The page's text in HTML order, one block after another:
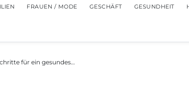
FRAUEN / MODE GESCHÄFT GESUNDHEIT
für ein gesundes…